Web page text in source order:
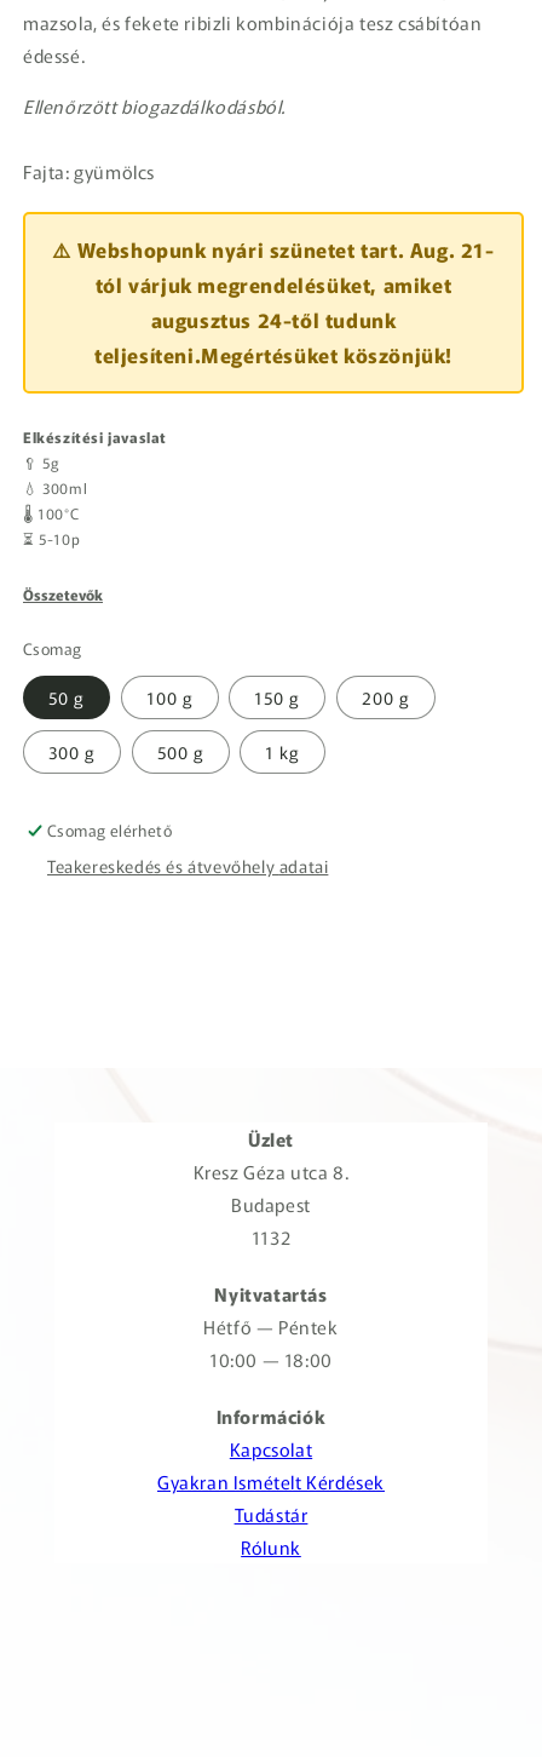
mazsola, és fekete ribizli kombinációja tesz csábítóan
édessé.
Ellenőrzött biogazdálkodásból.
Fajta: gyümölcs
⚠️ Webshopunk nyári szünetet tart. Aug. 21-
tól várjuk megrendelésüket, amiket
augusztus 24-től tudunk
teljesíteni.Megértésüket köszönjük!
Elkészítési javaslat
🥄 5g
💧 300ml
🌡️ 100°C
⏳ 5-10p
Összetevők
Csomag
50 g 100 g 150 g 200 g
300 g 500 g 1 kg
Csomag elérhető
Teakereskedés és átvevőhely adatai
Üzlet
Kresz Géza utca 8.
Budapest
1132
Nyitvatartás
Hétfő — Péntek
10:00 — 18:00
Információk
Kapcsolat
Gyakran Ismételt Kérdések
Tudástár
Rólunk